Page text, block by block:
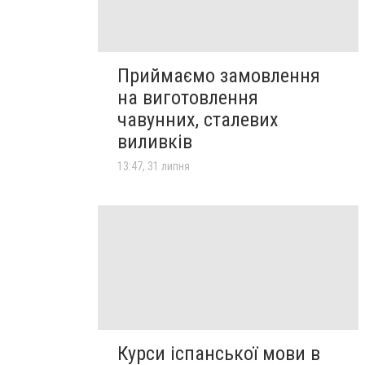
Приймаємо замовлення
на виготовлення
чавунних, сталевих
виливків
13:47, 31 липня
Курси іспанської мови в